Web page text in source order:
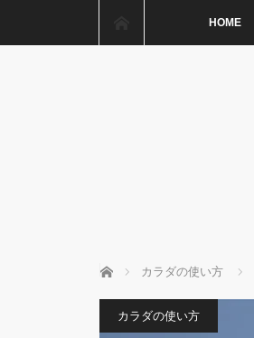
HOME
ホーム カラダの使い方
カラダの使い方